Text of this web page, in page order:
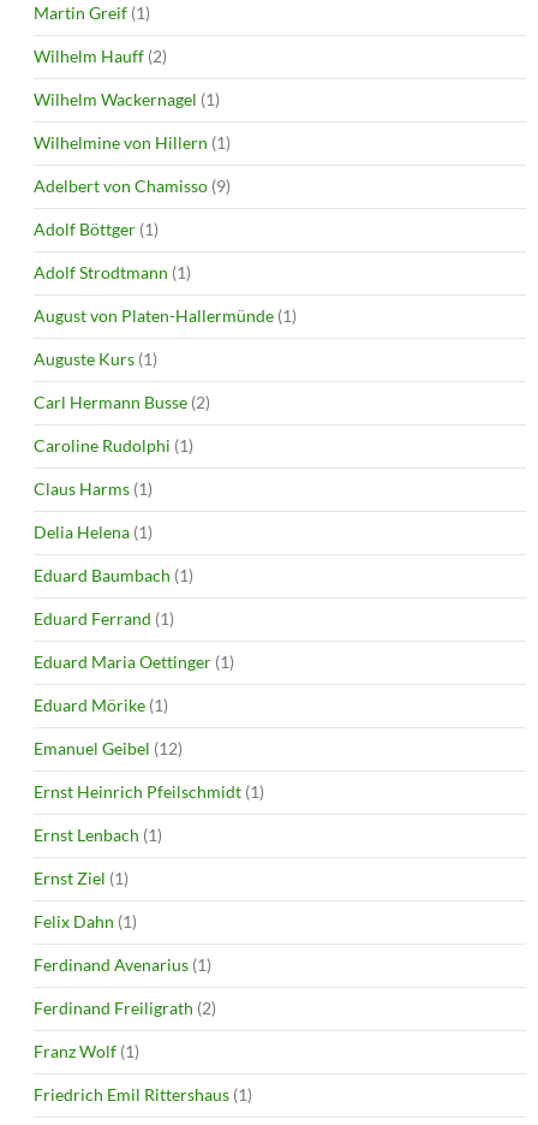
Martin Greif (1)
Wilhelm Hauff (2)
Wilhelm Wackernagel (1)
Wilhelmine von Hillern (1)
Adelbert von Chamisso (9)
Adolf Böttger (1)
Adolf Strodtmann (1)
August von Platen-Hallermünde (1)
Auguste Kurs (1)
Carl Hermann Busse (2)
Caroline Rudolphi (1)
Claus Harms (1)
Delia Helena (1)
Eduard Baumbach (1)
Eduard Ferrand (1)
Eduard Maria Oettinger (1)
Eduard Mörike (1)
Emanuel Geibel (12)
Ernst Heinrich Pfeilschmidt (1)
Ernst Lenbach (1)
Ernst Ziel (1)
Felix Dahn (1)
Ferdinand Avenarius (1)
Ferdinand Freiligrath (2)
Franz Wolf (1)
Friedrich Emil Rittershaus (1)